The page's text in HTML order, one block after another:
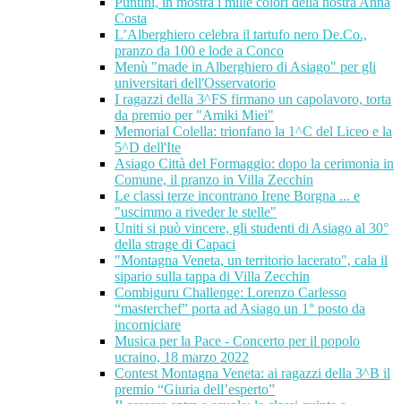
Costa
L’Alberghiero celebra il tartufo nero De.Co.,
pranzo da 100 e lode a Conco
Menù "made in Alberghiero di Asiago" per gli
universitari dell'Osservatorio
I ragazzi della 3^FS firmano un capolavoro, torta
da premio per "Amiki Miei"
Memorial Colella: trionfano la 1^C del Liceo e la
5^D dell'Ite
Asiago Città del Formaggio: dopo la cerimonia in
Comune, il pranzo in Villa Zecchin
Le classi terze incontrano Irene Borgna ... e
"uscimmo a riveder le stelle"
Uniti si può vincere, gli studenti di Asiago al 30°
della strage di Capaci
"Montagna Veneta, un territorio lacerato", cala il
sipario sulla tappa di Villa Zecchin
Combiguru Challenge: Lorenzo Carlesso
“masterchef” porta ad Asiago un 1° posto da
incorniciare
Musica per la Pace - Concerto per il popolo
ucraino, 18 marzo 2022
Contest Montagna Veneta: ai ragazzi della 3^B il
premio “Giuria dell’esperto”